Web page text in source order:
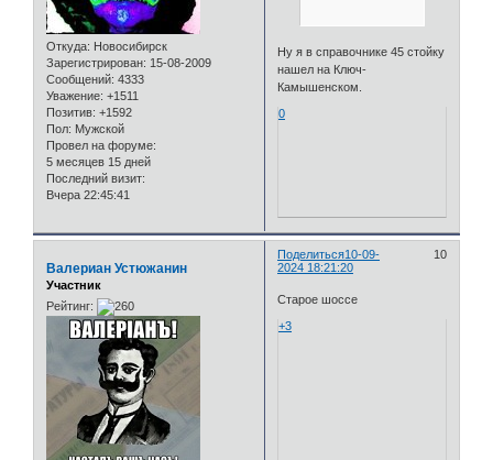
Откуда: Новосибирск
Зарегистрирован: 15-08-2009
Сообщений: 4333
Уважение: +1511
Позитив: +1592
Пол: Мужской
Провел на форуме:
5 месяцев 15 дней
Последний визит:
Вчера 22:45:41
Ну я в справочнике 45 стойку
нашел на Ключ-
Камышенском.
0
Поделиться 10
10-09-
2024 18:21:20
Валериан Устюжанин
Участник
Рейтинг:
Старое шоссе
+3